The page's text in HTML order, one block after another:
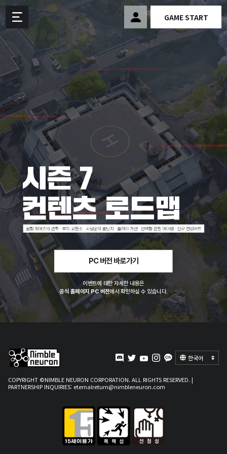
GAME START
PC 버전 바로가기
이벤트에 대한 자세한 내용은
공식 홈페이지 PC 버전에서 확인하실 수 있습니다.
한국어
COPYRIGHT ©NIMBLE NEURON CORPORATION. ALL RIGHTS RESERVED. |
PARTNERSHIP INQUIRIES: eternalreturn@nimbleneuron.com